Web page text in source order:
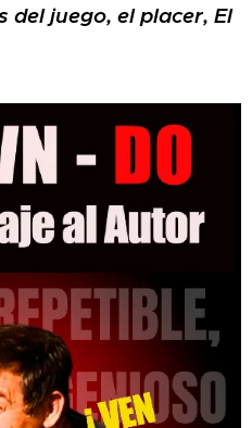
del juego, el placer, El